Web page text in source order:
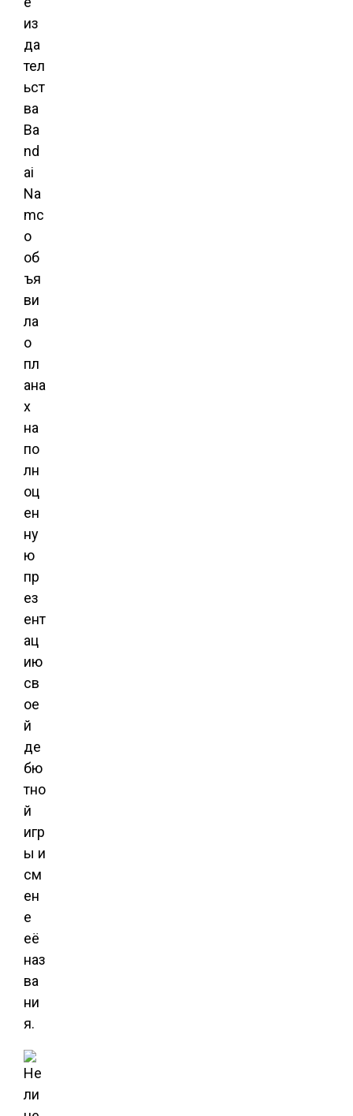
из
да
тел
ьст
ва
Ba
nd
ai
Na
mc
o
об
ъя
ви
ла
о
пл
ана
х
на
по
лн
оц
ен
ну
ю
пр
ез
ент
ац
ию
св
ое
й
де
бю
тно
й
игр
ы и
см
ен
е
её
наз
ва
ни
я.